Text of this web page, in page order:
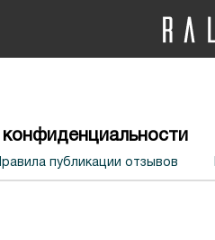
конфиденциальности
публикации отзывов